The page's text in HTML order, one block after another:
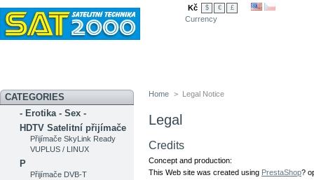
Kč $ € £
Currency
CATEGORIES
- Erotika - Sex -
HDTV Satelitní přijímače
Přijímače SkyLink Ready
VUPLUS / LINUX
P
Přijímače DVB-T
Home > Legal Notice
Legal
Credits
Concept and production:
This Web site was created using PrestaShop?